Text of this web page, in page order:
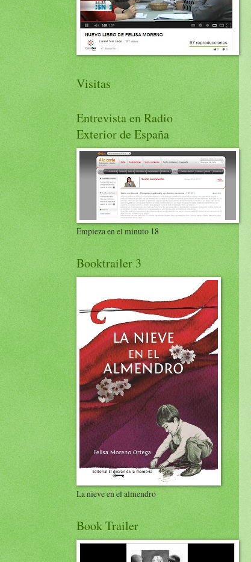
Visitas
Entrevista en Radio
Exterior de España
Empieza en el minuto 18
Booktrailer 3
La nieve en el almendro
Book Trailer